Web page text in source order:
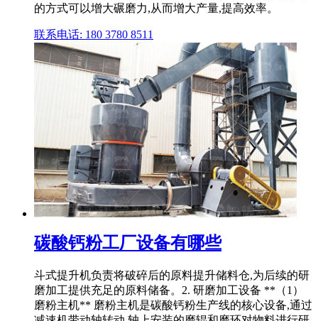
的方式可以增大碾磨力,从而增大产量,提高效率。
联系电话: 180 3780 8511
碳酸钙粉工厂设备有哪些
斗式提升机负责将破碎后的原料提升储料仓,为后续的研
磨加工提供充足的原料储备。2. 研磨加工设备 **（1）
磨粉主机** 磨粉主机是碳酸钙粉生产线的核心设备,通过